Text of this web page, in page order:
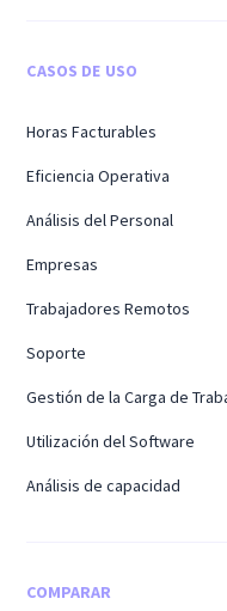
CASOS DE USO
Horas Facturables
Eficiencia Operativa
Análisis del Personal
Empresas
Trabajadores Remotos
Soporte
Gestión de la Carga de
Utilización del Software
Análisis de capacidad
COMPARAR